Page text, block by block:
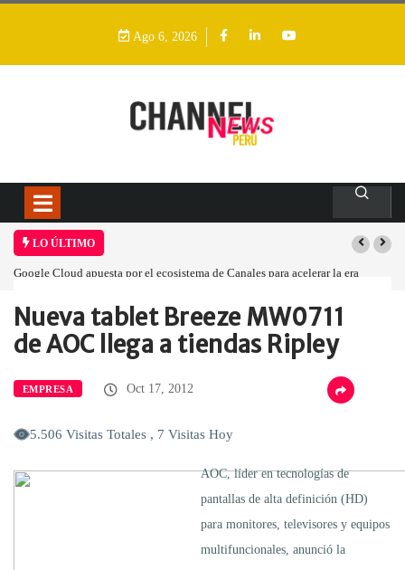
Ago 6, 2026
LO ÚLTIMO
Google Cloud apuesta por el ecosistema de Canales para acelerar la era
Home
Empresa Nueva tablet Breeze…
Nueva tablet Breeze MW0711
de AOC llega a tiendas Ripley
EMPRESA Oct 17, 2012
5.506 Visitas Totales , 7 Visitas Hoy
AOC, líder en tecnologías de
pantallas de alta definición (HD)
para monitores, televisores y equipos
multifuncionales, anunció la